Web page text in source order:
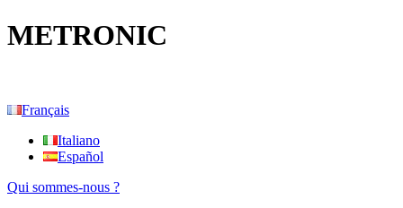
METRONIC
Français
Italiano
Español
Qui sommes-nous ?